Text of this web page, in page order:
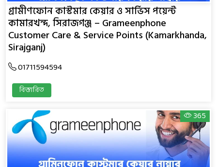
গ্রামীণফোন কাস্টমার কেয়ার ও সার্ভিস পয়েন্ট
কামারখন্দ, সিরাজগঞ্জ – Grameenphone
Customer Care & Service Points (Kamarkhanda,
Sirajganj)
01711594594
বিস্তারিত
365